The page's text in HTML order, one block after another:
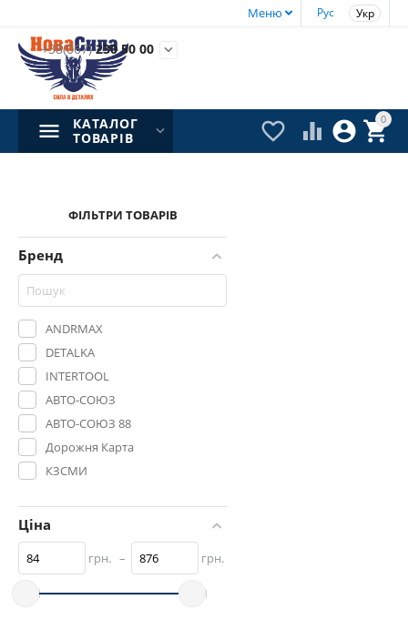
Рус Укр
Меню
+38(067)230 50 00 
0


 
КАТАЛОГ
ТОВАРІВ
ФІЛЬТРИ ТОВАРІВ
Бренд
ANDRMAX
DETALKA
INTERTOOL
АВТО-СОЮЗ
АВТО-СОЮЗ 88
Дорожня Карта
КЗСМИ
Ціна
грн. – грн.